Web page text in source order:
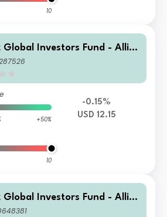
10
Global Investors Fund - Allia
Markets Select Bond CT
+50%
10
-0.15%
USD 12.15
Global Investors Fund - Allia
Markets Select Bond P